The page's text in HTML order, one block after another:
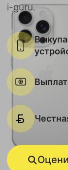
i-guru.